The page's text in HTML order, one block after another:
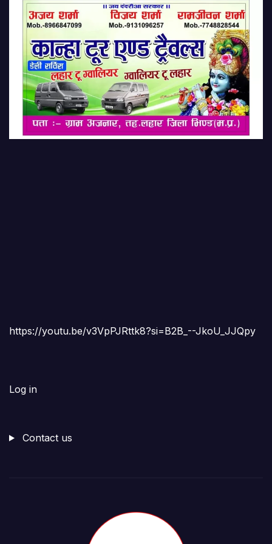
https://youtu.be/v3VpPJRttk8?si=B2B_--JkoU_JJQpy
Log in
Contact us